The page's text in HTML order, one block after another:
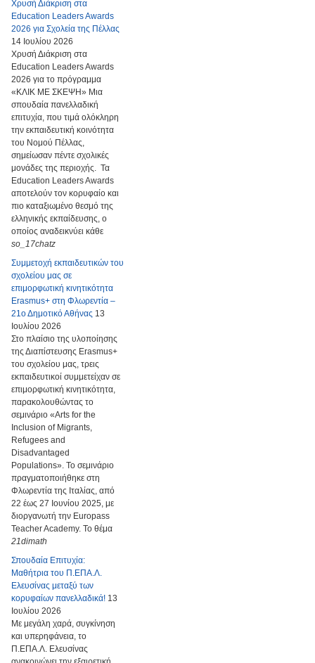
Χρυσή Διάκριση στα
Education Leaders Awards
2026 για Σχολεία της Πέλλας
14 Ιουλίου 2026
Χρυσή Διάκριση στα
Education Leaders Awards
2026 για το πρόγραμμα
«ΚΛΙΚ ΜΕ ΣΚΕΨΗ» Μια
σπουδαία πανελλαδική
επιτυχία, που τιμά ολόκληρη
την εκπαιδευτική κοινότητα
του Νομού Πέλλας,
σημείωσαν πέντε σχολικές
μονάδες της περιοχής. Τα
Education Leaders Awards
αποτελούν τον κορυφαίο και
πιο καταξιωμένο θεσμό της
ελληνικής εκπαίδευσης, ο
οποίος αναδεικνύει κάθε
so_17chatz
Συμμετοχή εκπαιδευτικών του
σχολείου μας σε
επιμορφωτική κινητικότητα
Erasmus+ στη Φλωρεντία –
21ο Δημοτικό Αθήνας 13
Ιουλίου 2026
Στο πλαίσιο της υλοποίησης
της Διαπίστευσης Erasmus+
του σχολείου μας, τρεις
εκπαιδευτικοί συμμετείχαν σε
επιμορφωτική κινητικότητα,
παρακολουθώντας το
σεμινάριο «Arts for the
Inclusion of Migrants,
Refugees and
Disadvantaged
Populations». Το σεμινάριο
πραγματοποιήθηκε στη
Φλωρεντία της Ιταλίας, από
22 έως 27 Ιουνίου 2025, με
διοργανωτή την Europass
Teacher Academy. Το θέμα
21dimath
Σπουδαία Επιτυχία:
Μαθήτρια του Π.ΕΠΑ.Λ.
Ελευσίνας μεταξύ των
κορυφαίων πανελλαδικά! 13
Ιουλίου 2026
Με μεγάλη χαρά, συγκίνηση
και υπερηφάνεια, το
Π.ΕΠΑ.Λ. Ελευσίνας